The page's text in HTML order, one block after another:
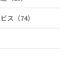
ス（74）